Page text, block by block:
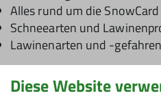
Alles rund um die SnowCard
Schneearten und
Lawinenarten und -gefahren
Diese Website